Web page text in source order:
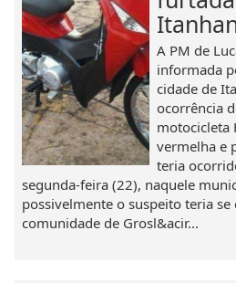
A PM de
informada
cidade de
ocorrência
motocicleta
vermelha e
teria
segunda-feira (22), naquele
possivelmente o suspeito teria se
comunidade de Grosl&acir...